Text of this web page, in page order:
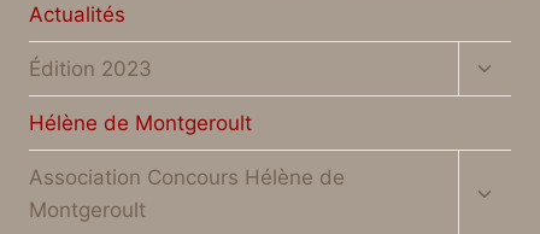
Actualités
Édition 2023
le
Hélène de Montgeroult
Association Concours Hélène de
Montgeroult
le